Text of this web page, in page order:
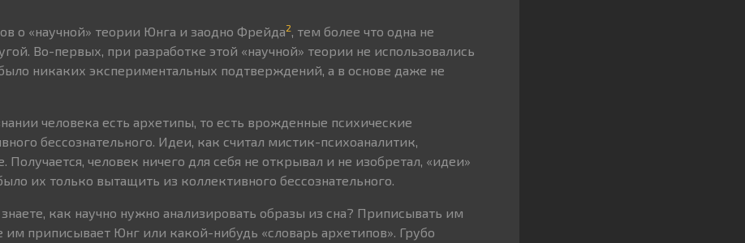
о «научной» теории Юнга и заодно Фрейда2, тем более что одна не
Во-первых, при разработке этой «научной» теории не использовались
никаких экспериментальных подтверждений, а в основе даже не
человека есть архетипы, то есть врожденные психические
бессознательного. Идеи, как считал мистик-психоаналитик,
Получается, человек ничего для себя не открывал и не изобретал, «идеи»
их только вытащить из коллективного бессознательного.
как научно нужно анализировать образы из сна? Приписывать им
им приписывает Юнг или какой-нибудь «словарь архетипов». Грубо